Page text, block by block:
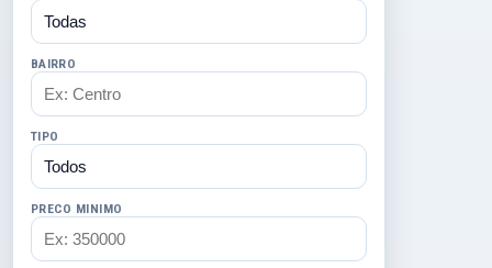
BAIRRO
TIPO
PRECO MINIMO